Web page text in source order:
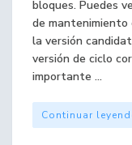
bloques. Puedes
de mantenimiento
la versión
versión de ciclo
importante ...
Continuar